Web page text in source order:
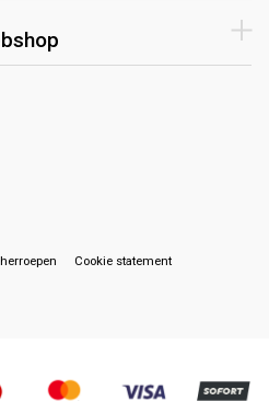
Cookie statement